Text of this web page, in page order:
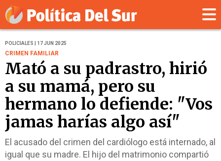
POLICIALES | 17 JUN 2025
CRIMEN FAMILIAR
Mató a su padrastro, hirió
a su mamá, pero su
hermano lo defiende: "Vos
jamas harías algo así"
El acusado del crimen del cardiólogo está internado, al
igual que su madre. El hijo del matrimonio compartió